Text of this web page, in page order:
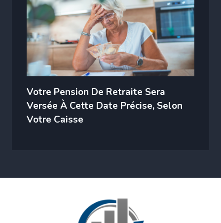
Votre Pension De Retraite Sera
Versée À Cette Date Précise, Selon
Votre Caisse